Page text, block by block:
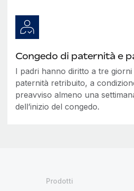
Congedo di paternità e
I padri hanno diritto a tre giorni
paternità retribuito, a
preavviso almeno una
dell’inizio del congedo.
Prodotti